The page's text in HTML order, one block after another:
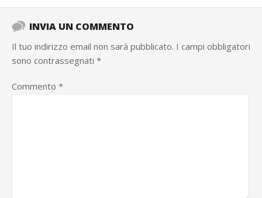
INVIA UN COMMENTO
Il tuo indirizzo email non sarà pubblicato. I campi obbligatori
sono contrassegnati *
Commento *